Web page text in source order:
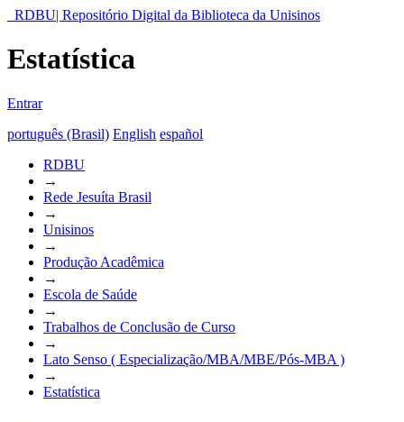
RDBU| Repositório Digital da Biblioteca da Unisinos
Estatística
Entrar
português (Brasil) English español
RDBU
→
Rede Jesuíta Brasil
→
Unisinos
→
Produção Acadêmica
→
Escola de Saúde
→
Trabalhos de Conclusão de Curso
→
Lato Senso ( Especialização/MBA/MBE/Pós-MBA )
→
Estatística